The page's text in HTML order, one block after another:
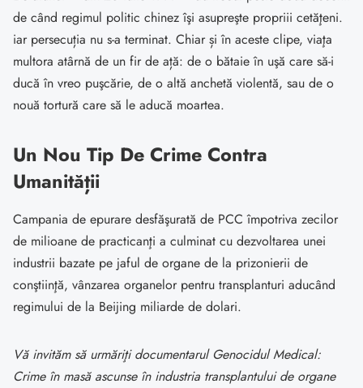
de când regimul politic chinez îşi asupreşte propriii cetăţeni.
iar persecuția nu s-a terminat. Chiar și în aceste clipe, viaţa
multora atârnă de un fir de ață: de o bătaie în uşă care să-i
ducă în vreo puşcărie, de o altă anchetă violentă, sau de o
nouă tortură care să le aducă moartea.
Un Nou Tip De Crime Contra
Umanității
Campania de epurare desfăşurată de PCC împotriva zecilor
de milioane de practicanţi a culminat cu dezvoltarea unei
industrii bazate pe jaful de organe de la prizonierii de
conştiinţă, vânzarea organelor pentru transplanturi aducând
regimului de la Beijing miliarde de dolari.
Vă invităm să urmăriţi documentarul Genocidul Medical:
Crime în masă ascunse în industria transplantului de organe